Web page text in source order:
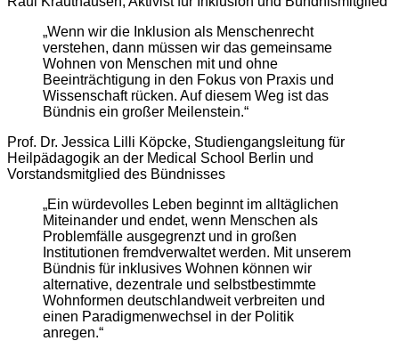
„Wenn wir die Inklusion als Menschenrecht
verstehen, dann müssen wir das gemeinsame
Wohnen von Menschen mit und ohne
Beeinträchtigung in den Fokus von Praxis und
Wissenschaft rücken. Auf diesem Weg ist das
Bündnis ein großer Meilenstein.“
Prof. Dr. Jessica Lilli Köpcke, Studiengangsleitung für
Heilpädagogik an der Medical School Berlin und
Vorstandsmitglied des Bündnisses
„Ein würdevolles Leben beginnt im alltäglichen
Miteinander und endet, wenn Menschen als
Problemfälle ausgegrenzt und in großen
Institutionen fremdverwaltet werden. Mit unserem
Bündnis für inklusives Wohnen können wir
alternative, dezentrale und selbstbestimmte
Wohnformen deutschlandweit verbreiten und
einen Paradigmenwechsel in der Politik
anregen.“